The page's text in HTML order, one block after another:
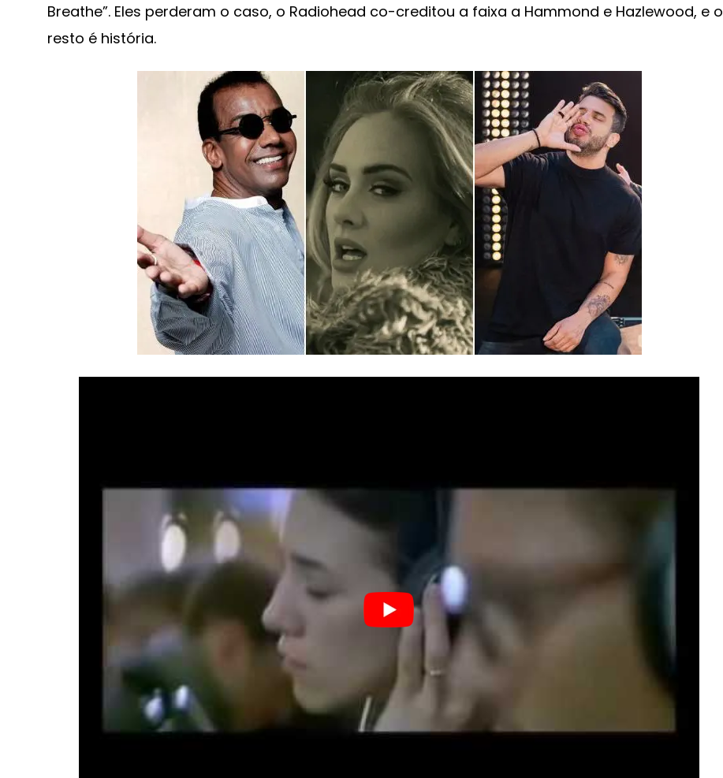
Breathe”. Eles perderam o caso, o Radiohead co-creditou a faixa a Hammond e Hazlewood, e o
resto é história.